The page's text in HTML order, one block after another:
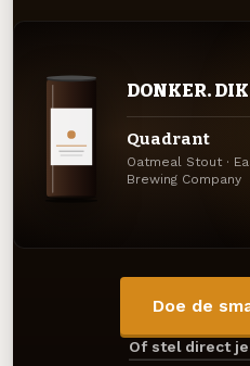
DONKER.
Quadrant
Oatmeal Stout ·
Brewing Company
Doe de
Of stel direct